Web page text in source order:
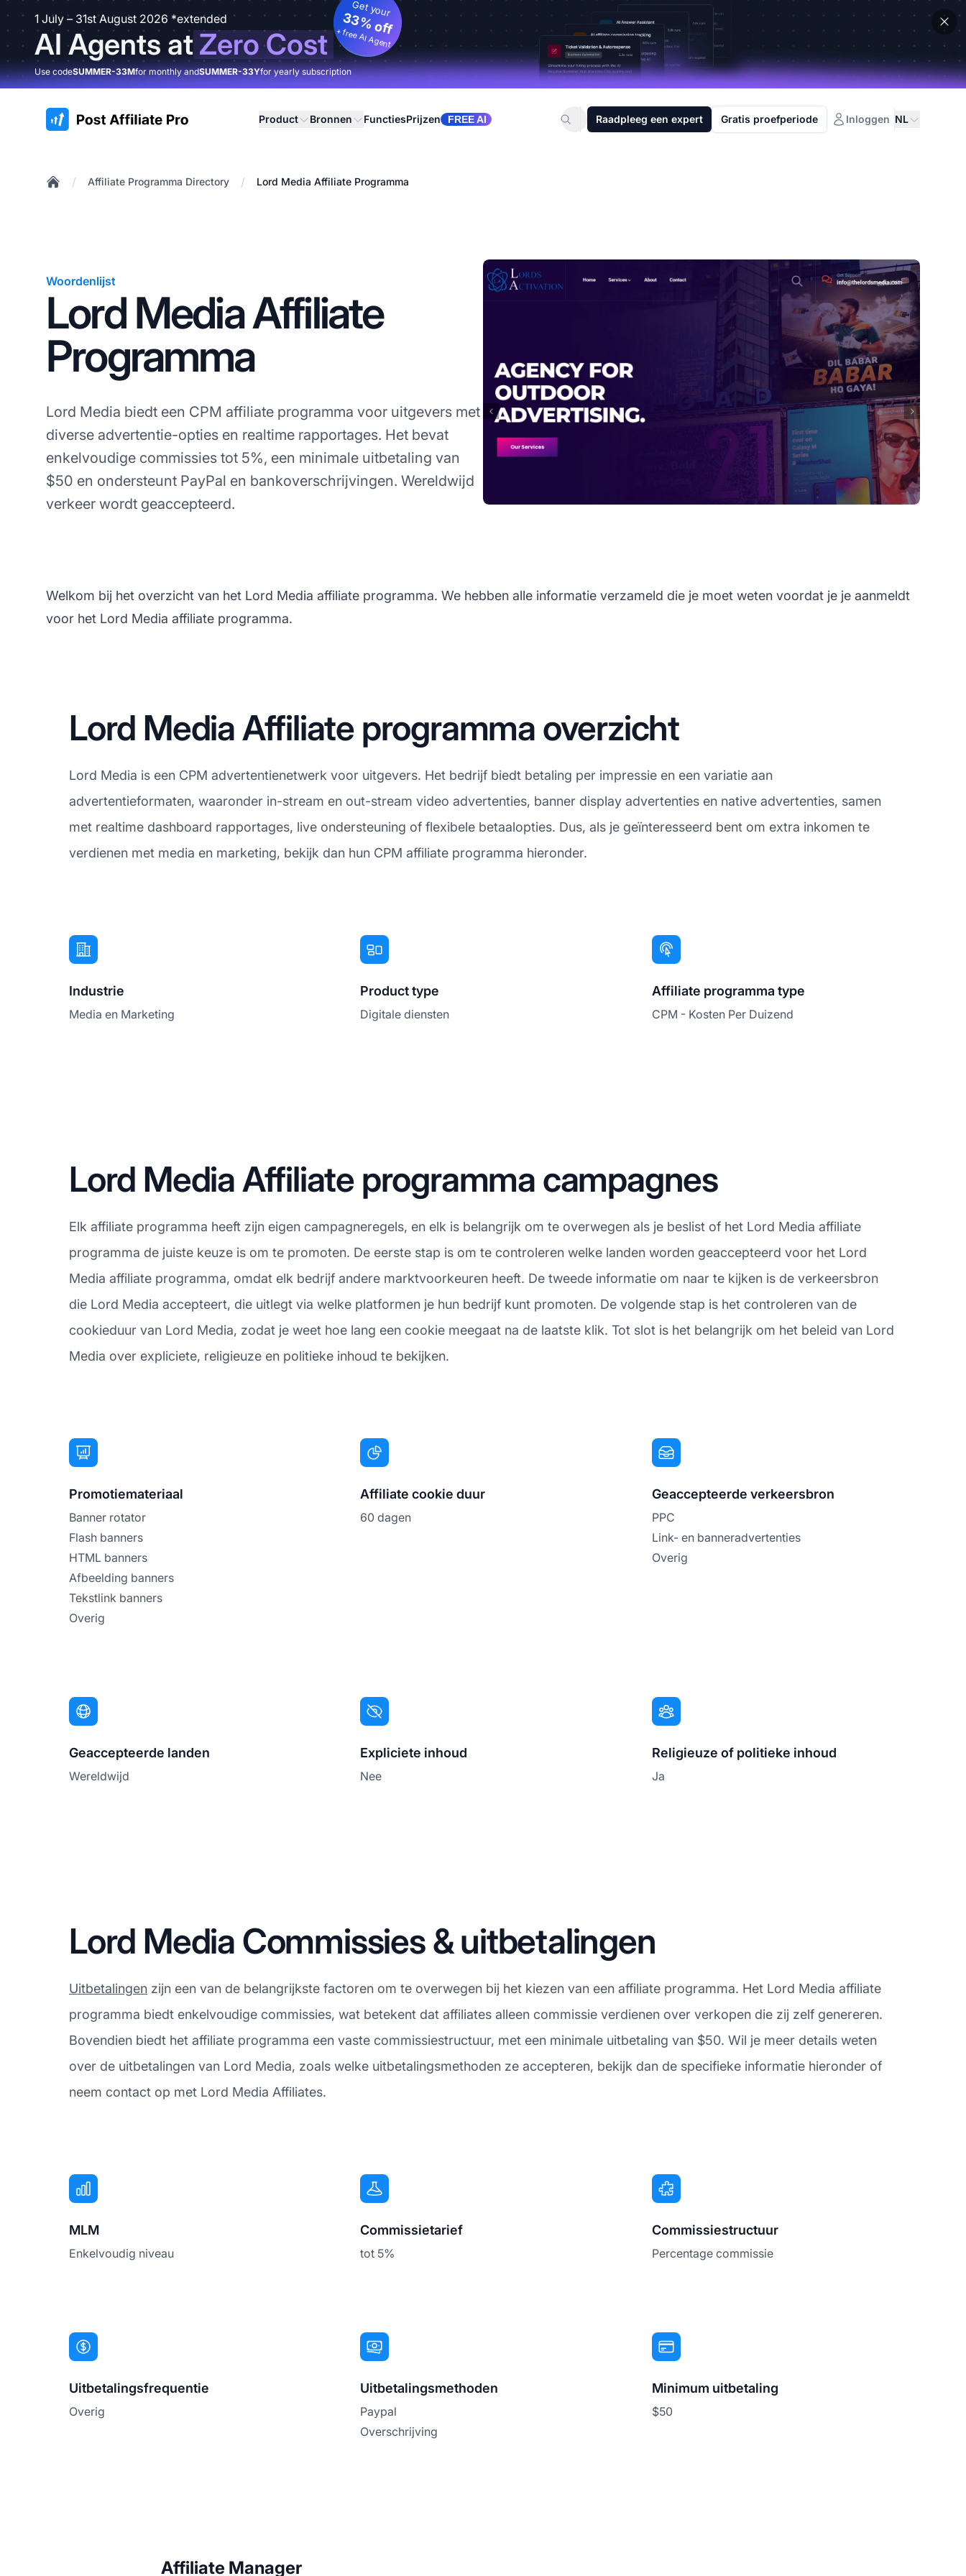
1 July – 31st August 2026 *extended
AI Agents atZero Cost
Get your
33% off
+ free AI Agent
Use codeSUMMER-33Mfor monthly andSUMMER-33Yfor yearly subscription
:site.title Product Bronnen FunctiesPrijzen FREE AI Raadpleeg een expert Gratis proefperiode Inloggen NL
/ Affiliate Programma Directory / Lord Media Affiliate Programma
Woordenlijst
Lord Media Affiliate
Programma
Lord Media biedt een CPM affiliate programma voor uitgevers met
diverse advertentie-opties en realtime rapportages. Het bevat
enkelvoudige commissies tot 5%, een minimale uitbetaling van
$50 en ondersteunt PayPal en bankoverschrijvingen. Wereldwijd
verkeer wordt geaccepteerd.
Welkom bij het overzicht van het Lord Media affiliate programma. We hebben alle informatie verzameld die je moet weten voordat je je aanmeldt
voor het Lord Media affiliate programma.
Lord Media Affiliate programma overzicht
Lord Media is een CPM advertentienetwerk voor uitgevers. Het bedrijf biedt betaling per impressie en een variatie aan
advertentieformaten, waaronder in-stream en out-stream video advertenties, banner display advertenties en native advertenties, samen
met realtime dashboard rapportages, live ondersteuning of flexibele betaalopties. Dus, als je geïnteresseerd bent om extra inkomen te
verdienen met media en marketing, bekijk dan hun CPM affiliate programma hieronder.
Industrie
Media en Marketing
Product type
Digitale diensten
Affiliate programma type
CPM - Kosten Per Duizend
Lord Media Affiliate programma campagnes
Elk affiliate programma heeft zijn eigen campagneregels, en elk is belangrijk om te overwegen als je beslist of het Lord Media affiliate
programma de juiste keuze is om te promoten. De eerste stap is om te controleren welke landen worden geaccepteerd voor het Lord
Media affiliate programma, omdat elk bedrijf andere marktvoorkeuren heeft. De tweede informatie om naar te kijken is de verkeersbron
die Lord Media accepteert, die uitlegt via welke platformen je hun bedrijf kunt promoten. De volgende stap is het controleren van de
cookieduur van Lord Media, zodat je weet hoe lang een cookie meegaat na de laatste klik. Tot slot is het belangrijk om het beleid van Lord
Media over expliciete, religieuze en politieke inhoud te bekijken.
Promotiemateriaal
Banner rotator
Flash banners
HTML banners
Afbeelding banners
Tekstlink banners
Overig
Affiliate cookie duur
60 dagen
Geaccepteerde verkeersbron
PPC
Link- en banneradvertenties
Overig
Geaccepteerde landen
Wereldwijd
Expliciete inhoud
Nee
Religieuze of politieke inhoud
Ja
Lord Media Commissies & uitbetalingen
Uitbetalingen zijn een van de belangrijkste factoren om te overwegen bij het kiezen van een affiliate programma. Het Lord Media affiliate
programma biedt enkelvoudige commissies, wat betekent dat affiliates alleen commissie verdienen over verkopen die zij zelf genereren.
Bovendien biedt het affiliate programma een vaste commissiestructuur, met een minimale uitbetaling van $50. Wil je meer details weten
over de uitbetalingen van Lord Media, zoals welke uitbetalingsmethoden ze accepteren, bekijk dan de specifieke informatie hieronder of
neem contact op met Lord Media Affiliates.
MLM
Enkelvoudig niveau
Commissietarief
tot 5%
Commissiestructuur
Percentage commissie
Uitbetalingsfrequentie
Overig
Uitbetalingsmethoden
Paypal
Overschrijving
Minimum uitbetaling
$50
Affiliate Manager